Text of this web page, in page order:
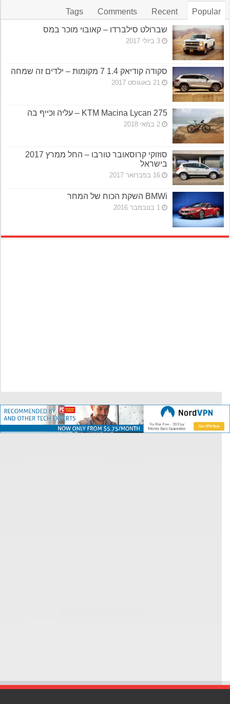
Popular
Recent
Comments
Tags
שברולט סילברדו – קאובוי מוכר במס
3 ביולי 2017
סקודה קודיאק 1.4 7 מקומות – ילדים זה שמחה
21 באוגוסט 2017
KTM Macina Lycan 275 – עליה וכייף בה
2 במאי 2018
סוזוקי קרוסאובר טורבו – החל ממרץ 2017
בישראל
16 בפברואר 2017
BMWi השקת הכוח של המחר
1 בנובמבר 2016